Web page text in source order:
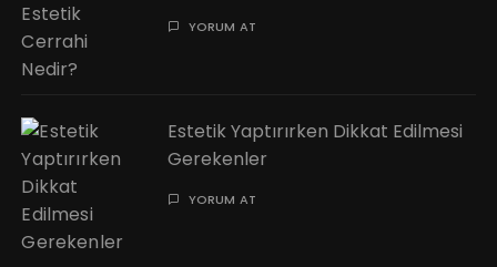
YORUM AT
Estetik Yaptırırken Dikkat Edilmesi
Gerekenler
YORUM AT